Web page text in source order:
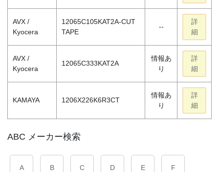
AVX /
Kyocera
12065C105KAT2A-CUT
TAPE
--
詳
細
AVX /
Kyocera
12065C333KAT2A
情報あ
り
詳
細
KAMAYA 1206X226K6R3CT
情報あ
り
詳
細
ABC メーカー検索
A B C D E F